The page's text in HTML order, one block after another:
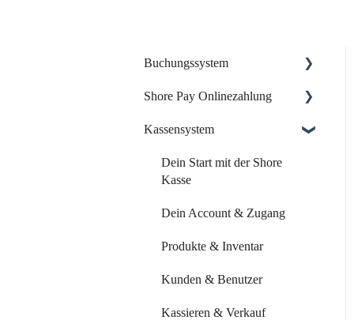
Buchungssystem
Dein Start mit Shore
Dein Account & Zugang
Kalender & Termine
Plattformen
Systemeinstellungen
Shore Pay Onlinezahlung
Einrichtung & Aktivierung
Zahlungsoptionen &
Funktionen
Kassensystem
Dein Start mit der Shore
Kasse
Dein Account & Zugang
Produkte & Inventar
Kunden & Benutzer
Kassieren & Verkauf